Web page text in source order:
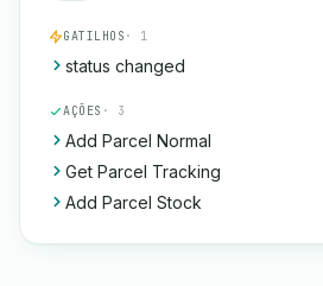
GATILHOS · 1
status changed
AÇÕES · 3
Add Parcel Normal
Get Parcel Tracking
Add Parcel Stock